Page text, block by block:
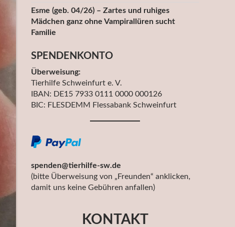
Esme (geb. 04/26) – Zartes und ruhiges
Mädchen ganz ohne Vampirallüren sucht
Familie
SPENDENKONTO
Überweisung:
Tierhilfe Schweinfurt e. V.
IBAN: DE15 7933 0111 0000 000126
BIC: FLESDEMM Flessabank Schweinfurt
spenden@tierhilfe-sw.de
(bitte Überweisung von „Freunden“ anklicken,
damit uns keine Gebühren anfallen)
KONTAKT